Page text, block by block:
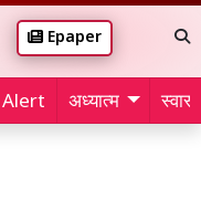
Epaper
अध्यात्म